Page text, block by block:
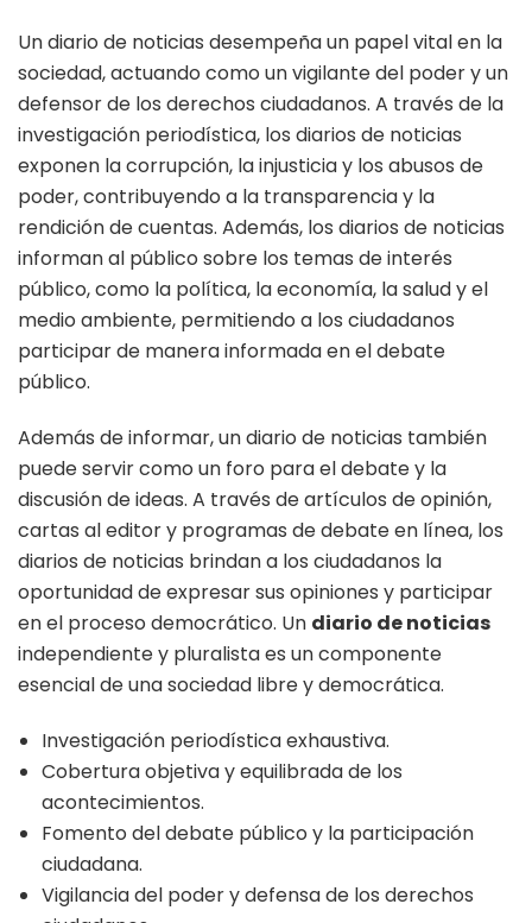
Un diario de noticias desempeña un papel vital en la
sociedad, actuando como un vigilante del poder y un
defensor de los derechos ciudadanos. A través de la
investigación periodística, los diarios de noticias
exponen la corrupción, la injusticia y los abusos de
poder, contribuyendo a la transparencia y la
rendición de cuentas. Además, los diarios de noticias
informan al público sobre los temas de interés
público, como la política, la economía, la salud y el
medio ambiente, permitiendo a los ciudadanos
participar de manera informada en el debate
público.
Además de informar, un diario de noticias también
puede servir como un foro para el debate y la
discusión de ideas. A través de artículos de opinión,
cartas al editor y programas de debate en línea, los
diarios de noticias brindan a los ciudadanos la
oportunidad de expresar sus opiniones y participar
en el proceso democrático. Un diario de noticias
independiente y pluralista es un componente
esencial de una sociedad libre y democrática.
Investigación periodística exhaustiva.
Cobertura objetiva y equilibrada de los
acontecimientos.
Fomento del debate público y la participación
ciudadana.
Vigilancia del poder y defensa de los derechos